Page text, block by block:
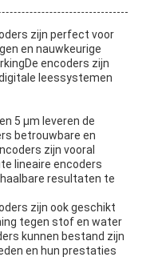
zijn perfect voor
en nauwkeurige
encoders zijn
leessystemen
5 μm leveren de
betrouwbare en
zijn vooral
lineaire encoders
resultaten te
zijn ook geschikt
tegen stof en water
kunnen bestand zijn
en hun prestaties